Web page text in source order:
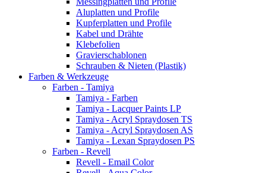
Aluplatten und Profile
Kupferplatten und Profile
Kabel und Drähte
Klebefolien
Gravierschablonen
Schrauben & Nieten (Plastik)
Farben & Werkzeuge
Farben - Tamiya
Tamiya - Farben
Tamiya - Lacquer Paints LP
Tamiya - Acryl Spraydosen TS
Tamiya - Acryl Spraydosen AS
Tamiya - Lexan Spraydosen PS
Farben - Revell
Revell - Email Color